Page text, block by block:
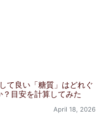
て良い「糖質」はどれぐ
？目安を計算してみた
April 18, 2026